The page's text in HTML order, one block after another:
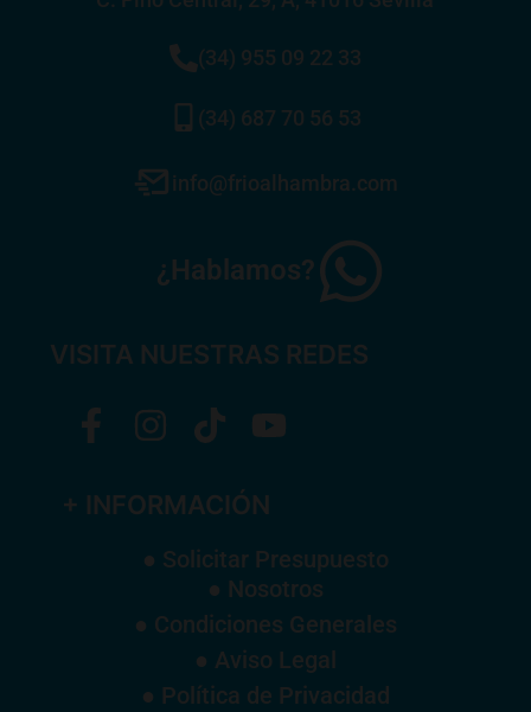
(34) 955 09 22 33
(34) 687 70 56 53
info@frioalhambra.com
¿Hablamos?
VISITA NUESTRAS REDES
+ INFORMACIÓN
● Solicitar Presupuesto
● Nosotros
● Condiciones Generales
● Aviso Legal
● Política de Privacidad